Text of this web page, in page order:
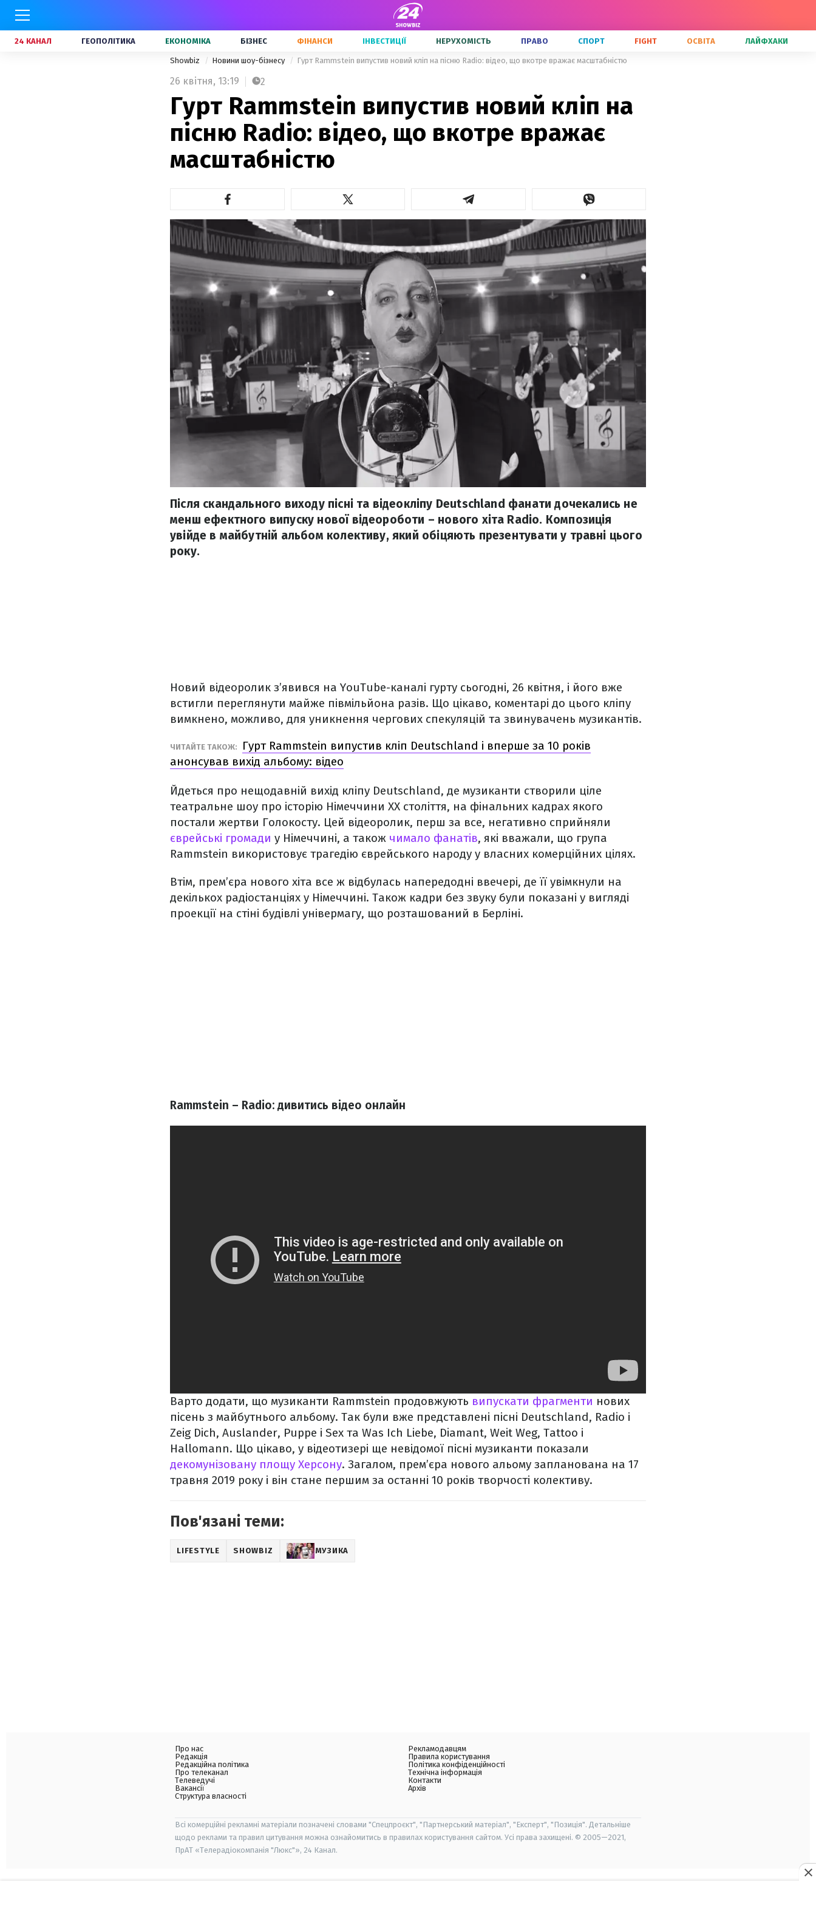
24 КАНАЛ ГЕОПОЛІТИКА ЕКОНОМІКА БІЗНЕС ФІНАНСИ ІНВЕСТИЦІЇ НЕРУХОМІСТЬ ПРАВО СПОРТ FIGHT ОСВІТА ЛАЙФХАКИ
Showbiz Новини шоу-бізнесу Гурт Rammstein випустив новий кліп на пісню Radio: відео, що вкотре вражає масштабністю
26 квітня, 13:19 2
Гурт Rammstein випустив новий кліп на
пісню Radio: відео, що вкотре вражає
масштабністю
Після скандального виходу пісні та відеокліпу Deutschland фанати дочекались не
менш ефектного випуску нової відеороботи – нового хіта Radio. Композиція
увійде в майбутній альбом колективу, який обіцяють презентувати у травні цього
року.
Новий відеоролик з’явився на YouTube-каналі гурту сьогодні, 26 квітня, і його вже
встигли переглянути майже півмільйона разів. Що цікаво, коментарі до цього кліпу
вимкнено, можливо, для уникнення чергових спекуляцій та звинувачень музикантів.
ЧИТАЙТЕ ТАКОЖ:
Гурт Rammstein випустив кліп Deutschland і вперше за 10 років
анонсував вихід альбому: відео
Йдеться про нещодавній вихід кліпу Deutschland, де музиканти створили ціле
театральне шоу про історію Німеччини XX століття, на фінальних кадрах якого
постали жертви Голокосту. Цей відеоролик, перш за все, негативно сприйняли
єврейські громади у Німеччині, а також чимало фанатів, які вважали, що група
Rammstein використовує трагедію єврейського народу у власних комерційних цілях.
Втім, прем’єра нового хіта все ж відбулась напередодні ввечері, де її увімкнули на
декількох радіостанціях у Німеччині. Також кадри без звуку були показані у вигляді
проекції на стіні будівлі універмагу, що розташований в Берліні.
Rammstein – Radio: дивитись відео онлайн
Варто додати, що музиканти Rammstein продовжують випускати фрагменти нових
пісень з майбутнього альбому. Так були вже представлені пісні Deutschland, Radio і
Zeig Dich, Auslander, Puppe і Sex та Was Ich Liebe, Diamant, Weit Weg, Tattoo і
Hallomann. Що цікаво, у відеотизері ще невідомої пісні музиканти показали
декомунізовану площу Херсону. Загалом, прем’єра нового альому запланована на 17
травня 2019 року і він стане першим за останні 10 років творчості колективу.
Пов'язані теми:
LIFESTYLE SHOWBIZ МУЗИКА
Про нас
Редакція
Редакційна політика
Про телеканал
Телеведучі
Вакансії
Структура власності
Рекламодавцям
Правила користування
Політика конфіденційності
Технічна інформація
Контакти
Архів
Всі комерційні рекламні матеріали позначені словами "Спецпроєкт", "Партнерський матеріал", "Експерт", "Позиція". Детальніше
щодо реклами та правил цитування можна ознайомитись в правилах користування сайтом. Усі права захищені. © 2005—2021,
ПрАТ «Телерадіокомпанія "Люкс"», 24 Канал.